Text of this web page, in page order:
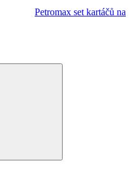
Petromax set kartáčů na